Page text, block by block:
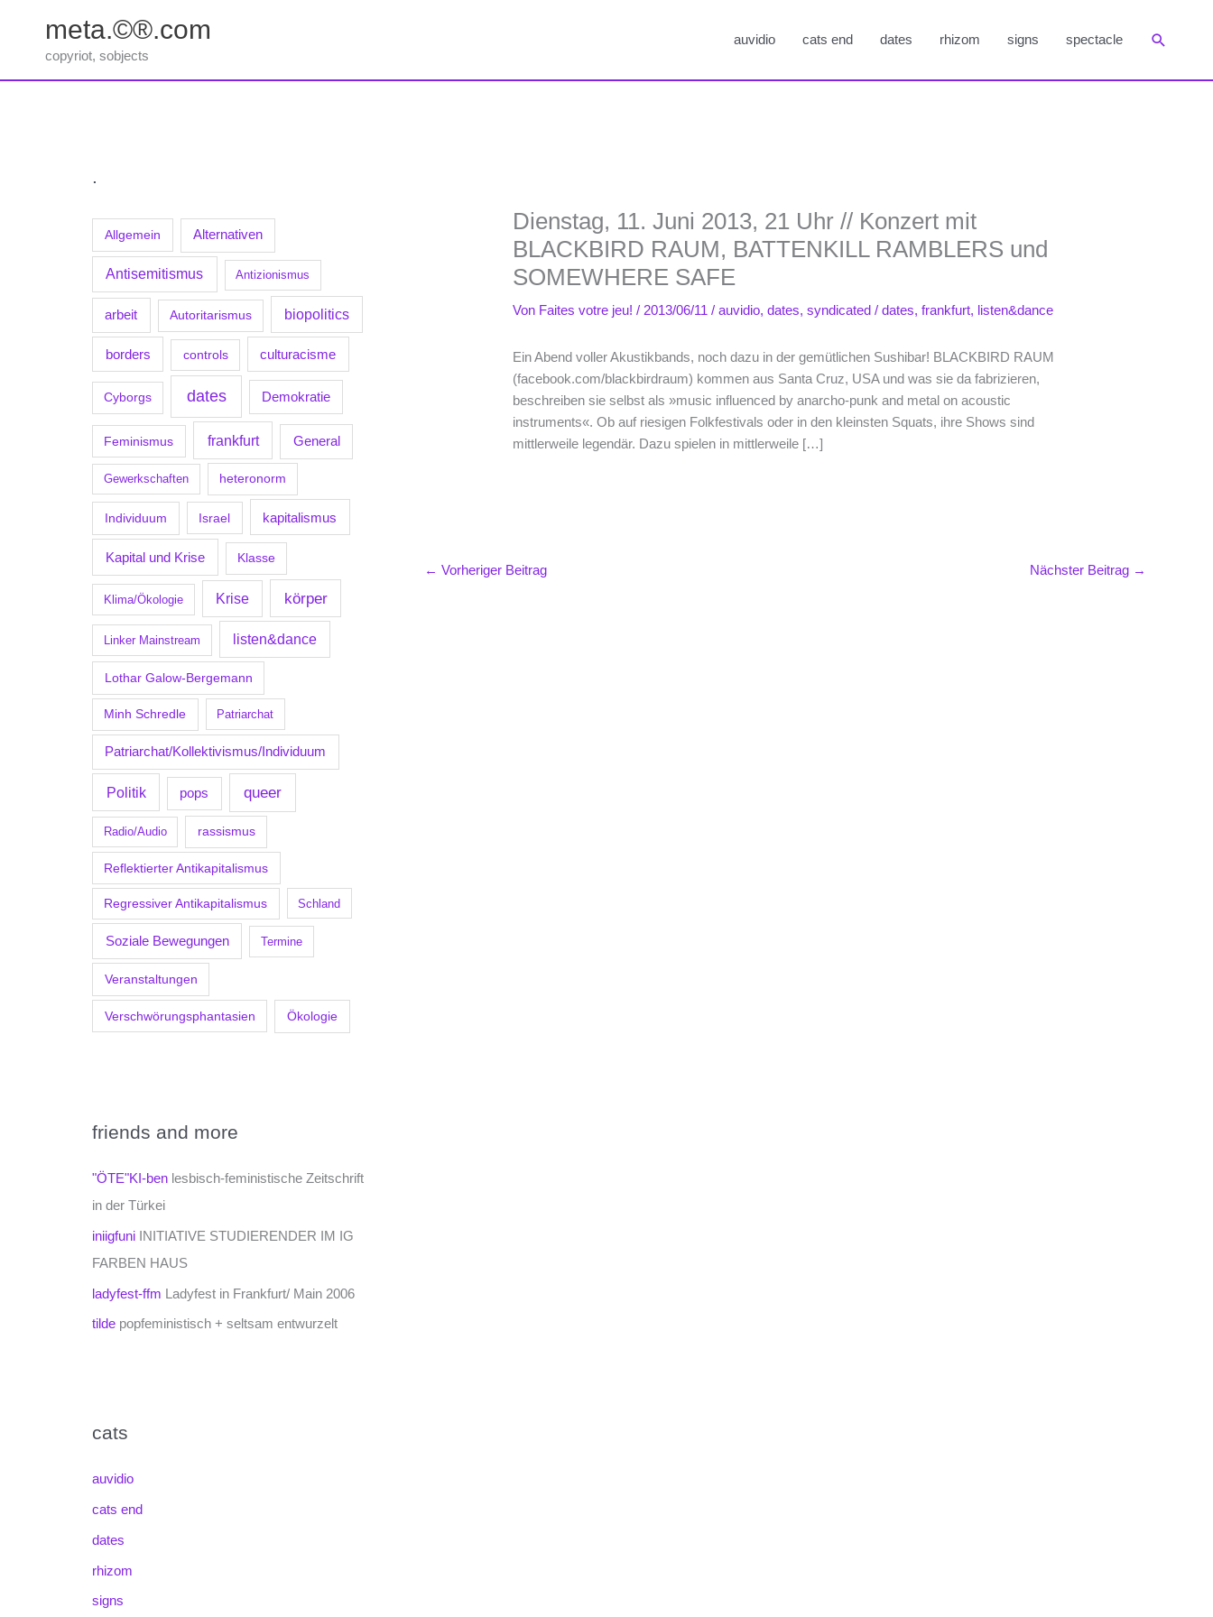
springen
meta.©®.com
copyriot, sobjects
auvidio cats end dates rhizom signs spectacle Suchen
.
Allgemein Alternativen
Antisemitismus Antizionismus
arbeit Autoritarismus biopolitics
borders controls culturacisme
Cyborgs dates Demokratie
Feminismus frankfurt General
Gewerkschaften heteronorm
Individuum Israel kapitalismus
Kapital und Krise Klasse
Klima/Ökologie Krise körper
Linker Mainstream listen&dance
Lothar Galow-Bergemann
Minh Schredle Patriarchat
Patriarchat/Kollektivismus/Individuum
Politik pops queer
Radio/Audio rassismus
Reflektierter Antikapitalismus
Regressiver Antikapitalismus Schland
Soziale Bewegungen Termine
Veranstaltungen
Verschwörungsphantasien Ökologie
friends and more
"ÖTE"KI-ben lesbisch-feministische Zeitschrift
in der Türkei
iniigfuni INITIATIVE STUDIERENDER IM IG
FARBEN HAUS
ladyfest-ffm Ladyfest in Frankfurt/ Main 2006
tilde popfeministisch + seltsam entwurzelt
cats
auvidio
cats end
dates
rhizom
signs
Dienstag, 11. Juni 2013, 21 Uhr // Konzert mit
BLACKBIRD RAUM, BATTENKILL RAMBLERS und
SOMEWHERE SAFE
Von Faites votre jeu!/ 2013/06/11/auvidio,dates,syndicated /dates,frankfurt, listen&dance
Ein Abend voller Akustikbands, noch dazu in der gemütlichen Sushibar! BLACKBIRD RAUM
(facebook.com/blackbirdraum) kommen aus Santa Cruz, USA und was sie da fabrizieren,
beschreiben sie selbst als »music influenced by anarcho-punk and metal on acoustic
instruments«. Ob auf riesigen Folkfestivals oder in den kleinsten Squats, ihre Shows sind
mittlerweile legendär. Dazu spielen in mittlerweile […]
← Vorheriger Beitrag Nächster Beitrag →